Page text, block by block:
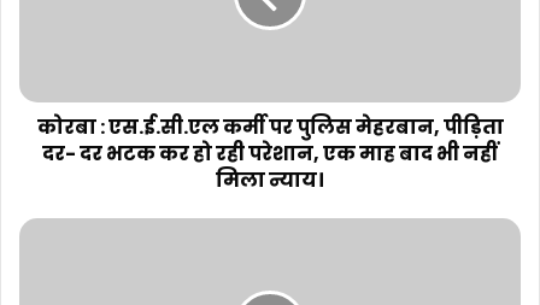
कोरबा : एस.ई.सी.एल कर्मी पर पुलिस मेहरबान, पीड़िता
दर- दर भटक कर हो रही परेशान, एक माह बाद भी नहीं
मिला न्याय।